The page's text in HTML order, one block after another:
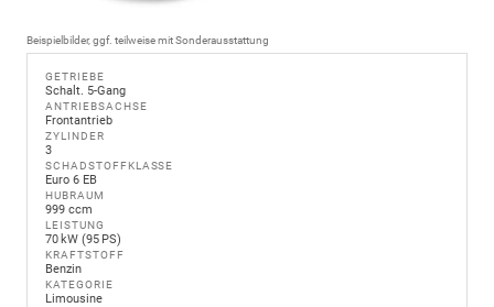
Beispielbilder, ggf. teilweise mit Sonderausstattung
GETRIEBE
Schalt. 5-Gang
ANTRIEBSACHSE
Frontantrieb
ZYLINDER
3
SCHADSTOFFKLASSE
Euro 6 EB
HUBRAUM
999 ccm
LEISTUNG
70 kW (95 PS)
KRAFTSTOFF
Benzin
KATEGORIE
Limousine